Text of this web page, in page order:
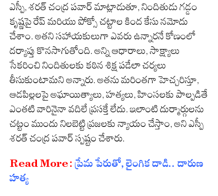
ఎస్పీ, శరత్ చంద్ర పవార్ మాట్లాడుతూ, నిందితుడు గడ్డం
కృష్ణపై రేప్ మరియు పోక్సో చట్టాల కింద కేసు నమోదు
చేశాం. అతని సహాయకులుగా ఎవరు ఉన్నారనే కోణంలో
దర్యాప్తు కొనసాగుతోంది. అన్ని ఆధారాలు, సాక్ష్యాలు
సేకరించి నిందితులకు కఠిన శిక్ష పడేలా చర్యలు
తీసుకుంటామని అన్నారు. అతను మరింతగా హెచ్చరిస్తూ,
ఆడపిల్లలపై అఘాయిత్యాలు, హత్యలు, హింసలకు పాల్పడితే
ఎంతటి వారినైనా వదిలే ప్రసక్తే లేదు. ఇలాంటి దుర్మార్గులను
చట్టం ముందు నిలబెట్టి ప్రజలకు న్యాయం చేస్తాం, అని ఎస్పీ
శరత్ చంద్ర పవార్ స్పష్టం చేశారు.
Read More :ప్రేమ పేరుతో, లైంగిక దాడి.. దారుణ
హత్య